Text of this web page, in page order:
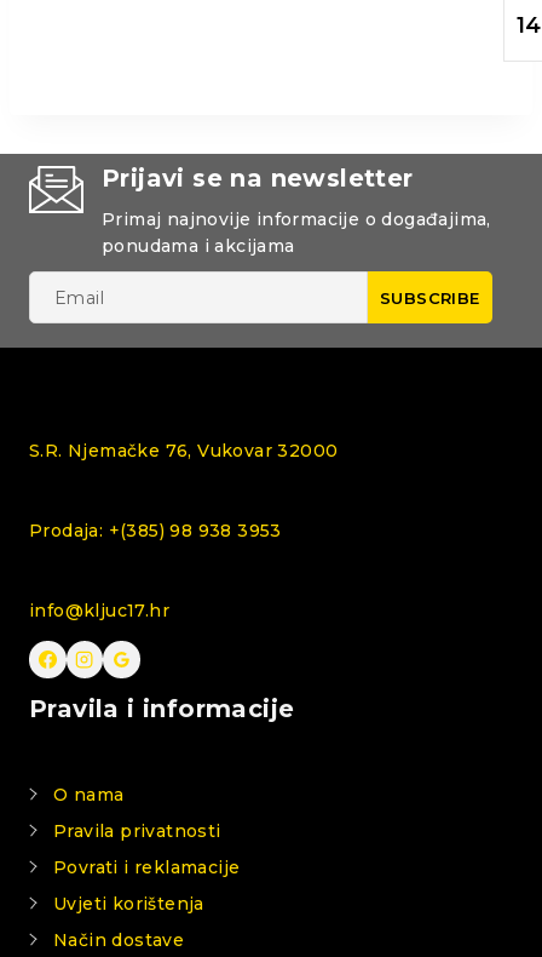
Prijavi se na newsletter
Primaj najnovije informacije o događajima,
ponudama i akcijama
S.R. Njemačke 76, Vukovar 32000
Prodaja: +(385) 98 938 3953
info@kljuc17.hr
Pravila i informacije
O nama
Pravila privatnosti
Povrati i reklamacije
Uvjeti korištenja
Način dostave